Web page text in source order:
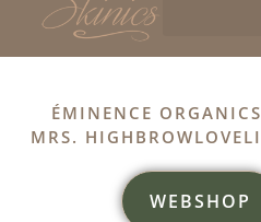
ÉMINENCE ORGANICS
MRS. HIGHBROWLOVELI
WEBSHOP